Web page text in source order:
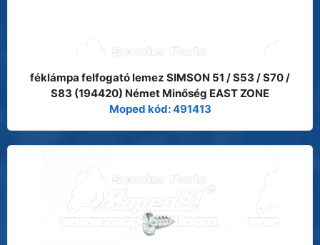
féklámpa felfogató lemez SIMSON 51 / S53 / S70 /
S83 (194420) Német Minőség EAST ZONE
Moped kód: 491413